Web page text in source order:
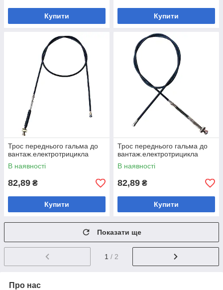
Купити Купити
Трос переднього гальма до
вантаж.електротрицикла
В наявності
82,89 ₴
Купити
Трос переднього гальма до
вантаж.електротрицикла
В наявності
82,89 ₴
Купити
Показати ще
1 / 2
Про нас